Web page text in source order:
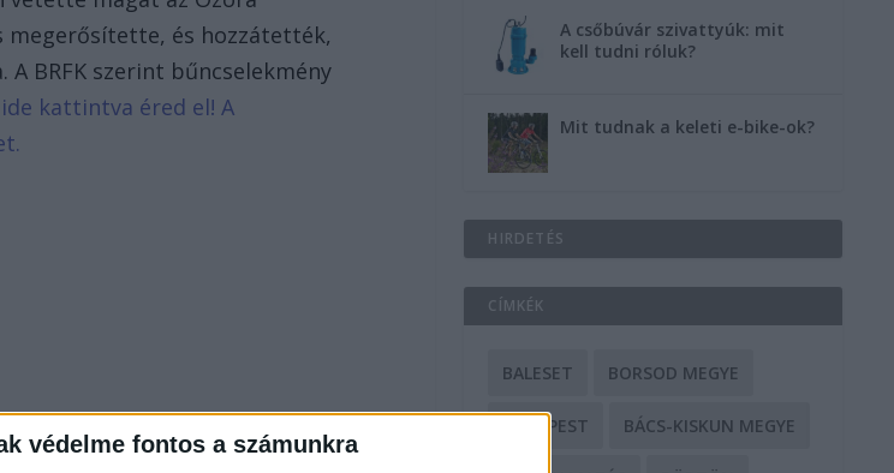
védelme fontos a számunkra
megerősítette, és hozzátették,
BRFK szerint bűncselekmény
kattintva éred el! A
A csőbúvár szivattyúk: mit
kell tudni róluk?
Mit tudnak a keleti e-bike-ok?
HIRDETÉS
CÍMKÉK
BALESET BORSOD MEGYE
BUDAPEST BÁCS-KISKUN MEGYE